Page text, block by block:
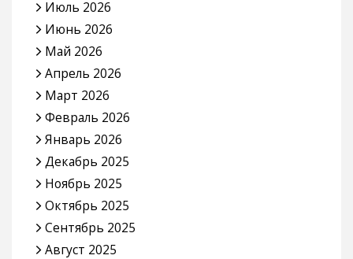
Июль 2026
Июнь 2026
Май 2026
Апрель 2026
Март 2026
Февраль 2026
Январь 2026
Декабрь 2025
Ноябрь 2025
Октябрь 2025
Сентябрь 2025
Август 2025